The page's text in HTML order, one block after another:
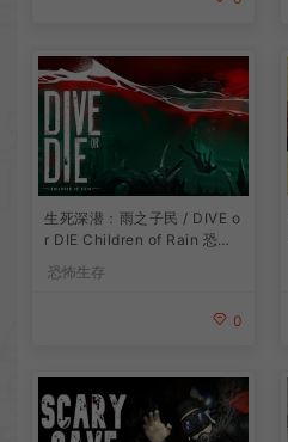
生死深潜：雨之子民 / DIVE o
r DIE Children of Rain 恐怖
恐怖生存
0